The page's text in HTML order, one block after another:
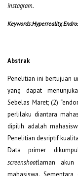
instagram.
Keywords:Hyperreality,
Abstrak
Penelitian ini bertujuan
yang dapat
Sebelas Maret; (2)
perlilaku diantara
dipilih adalah
Penelitian desriptif
Data primer
screenshootlaman